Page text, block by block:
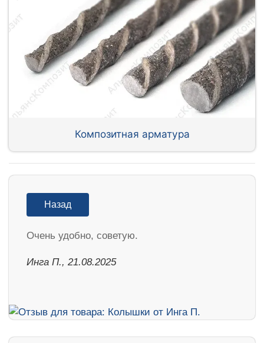
Композитная арматура
Назад
Очень удобно, советую.
Инга П., 21.08.2025